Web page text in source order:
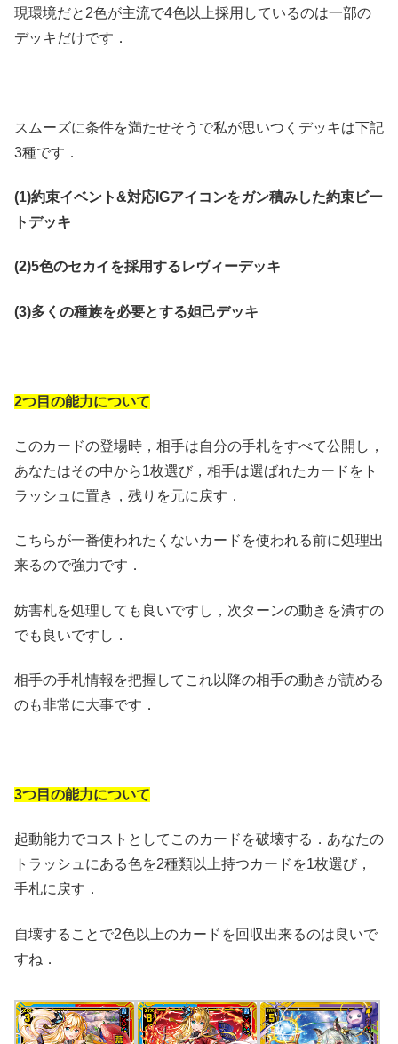
現環境だと2色が主流で4色以上採用しているのは一部の
デッキだけです．
スムーズに条件を満たせそうで私が思いつくデッキは下記
3種です．
(1)約束イベント&対応IGアイコンをガン積みした約束ビー
トデッキ
(2)5色のセカイを採用するレヴィーデッキ
(3)多くの種族を必要とする妲己デッキ
2つ目の能力について
このカードの登場時，相手は自分の手札をすべて公開し，
あなたはその中から1枚選び，相手は選ばれたカードをト
ラッシュに置き，残りを元に戻す．
こちらが一番使われたくないカードを使われる前に処理出
来るので強力です．
妨害札を処理しても良いですし，次ターンの動きを潰すの
でも良いですし．
相手の手札情報を把握してこれ以降の相手の動きが読める
のも非常に大事です．
3つ目の能力について
起動能力でコストとしてこのカードを破壊する．あなたの
トラッシュにある色を2種類以上持つカードを1枚選び，
手札に戻す．
自壊することで2色以上のカードを回収出来るのは良いで
すね．